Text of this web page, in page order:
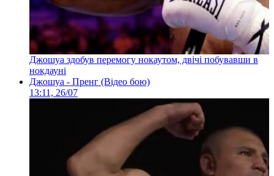
Джошуа здобув перемогу нокаутом, двічі побувавши в
нокдауні
Джошуа - Пренг (Відео бою)
13:11, 26/07